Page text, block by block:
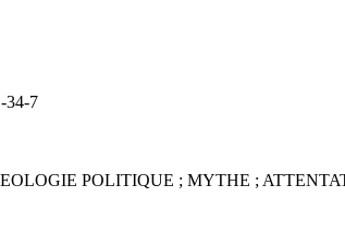
34-7
POLITIQUE ; MYTHE ;